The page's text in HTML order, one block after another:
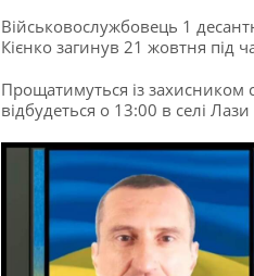
Військовослужбовець 1
Кієнко загинув 21 жовтня під
Прощатимуться із
відбудеться о 13:00 в селі